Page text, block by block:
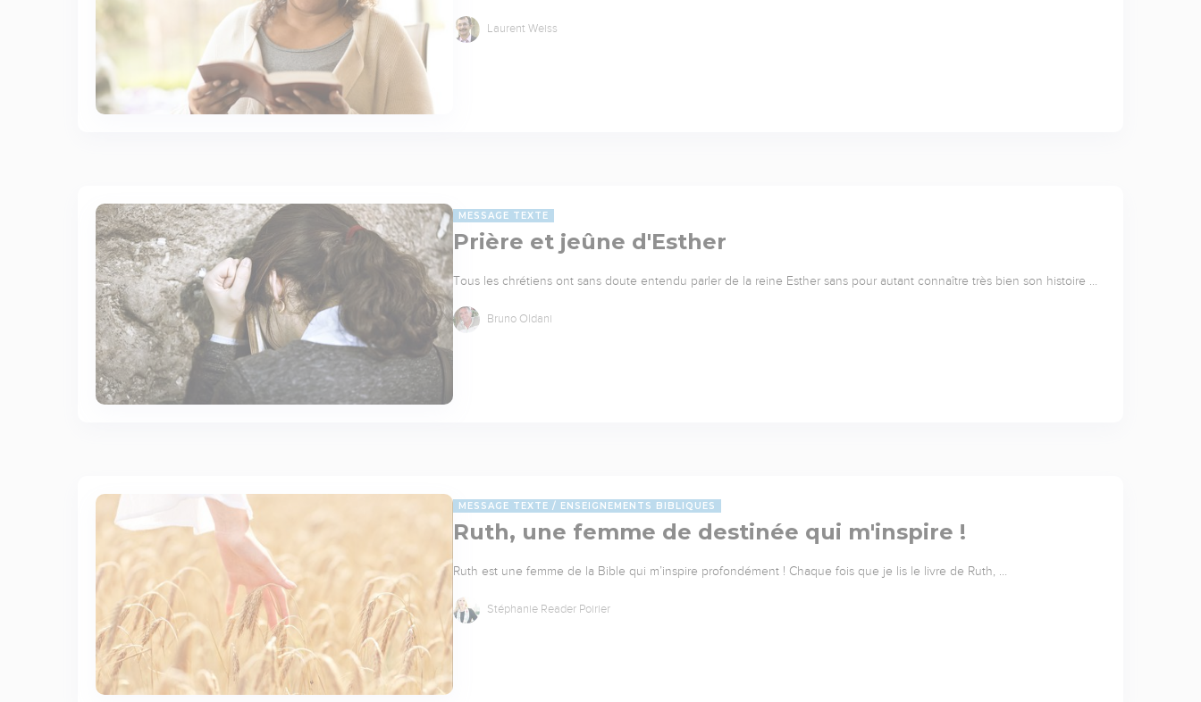
Laurent Weiss
MESSAGE TEXTE
Prière et jeûne d'Esther
Tous les chrétiens ont sans doute entendu parler de la reine Esther sans pour autant connaître très bien son histoire …
Bruno Oldani
MESSAGE TEXTE ENSEIGNEMENTS BIBLIQUES
Ruth, une femme de destinée qui m'inspire !
Ruth est une femme de la Bible qui m’inspire profondément ! Chaque fois que je lis le livre de Ruth, …
Stéphanie Reader Poirier